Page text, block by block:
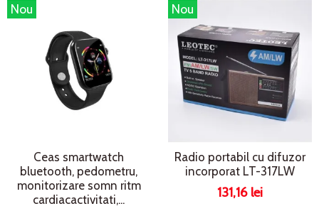
Nou
Ceas smartwatch
bluetooth, pedometru,
monitorizare somn ritm
cardiacactivitati,...
Nou
Radio portabil cu difuzor
incorporat LT-317LW
131,16 lei